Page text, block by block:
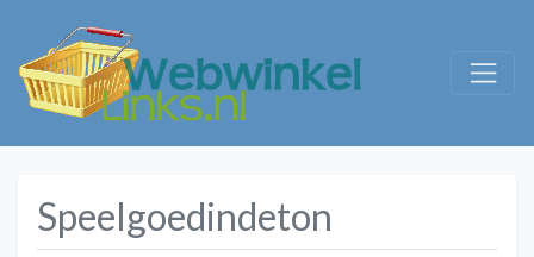
Speelgoedindeton